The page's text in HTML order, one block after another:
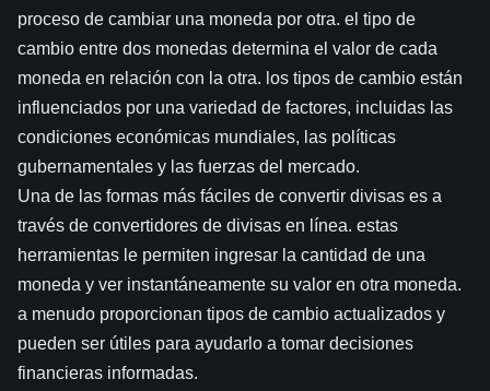
proceso de cambiar una moneda por otra. el tipo de
cambio entre dos monedas determina el valor de cada
moneda en relación con la otra. los tipos de cambio están
influenciados por una variedad de factores, incluidas las
condiciones económicas mundiales, las políticas
gubernamentales y las fuerzas del mercado.
Una de las formas más fáciles de convertir divisas es a
través de convertidores de divisas en línea. estas
herramientas le permiten ingresar la cantidad de una
moneda y ver instantáneamente su valor en otra moneda.
a menudo proporcionan tipos de cambio actualizados y
pueden ser útiles para ayudarlo a tomar decisiones
financieras informadas.